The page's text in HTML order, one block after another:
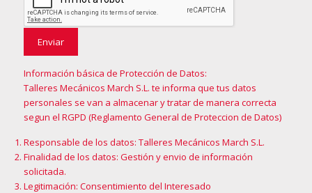
Información básica de Protección de Datos:
Talleres Mecánicos March S.L. te informa que tus datos
personales se van a almacenar y tratar de manera correcta
segun el RGPD (Reglamento General de Proteccion de Datos)
Responsable de los datos: Talleres Mecánicos March S.L.
Finalidad de los datos: Gestión y envio de información
solicitada.
Legitimación: Consentimiento del Interesado